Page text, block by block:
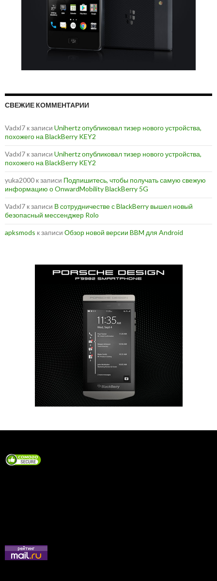
СВЕЖИЕ КОММЕНТАРИИ
Vadxl7 к записи Unihertz опубликовал тизер нового устройства,
похожего на BlackBerry KEY2
Vadxl7 к записи Unihertz опубликовал тизер нового устройства,
похожего на BlackBerry KEY2
yuka2000 к записи Подпишитесь, чтобы получать самую свежую
информацию о OnwardMobility BlackBerry 5G
Vadxl7 к записи В сотрудничестве с BlackBerry вышел новый
безопасный мессенджер Rolo
apksmods к записи Обзор новой версии BBM для Android